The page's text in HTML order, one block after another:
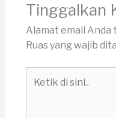
Tinggalkan
Alamat email Anda
Ruas yang wajib